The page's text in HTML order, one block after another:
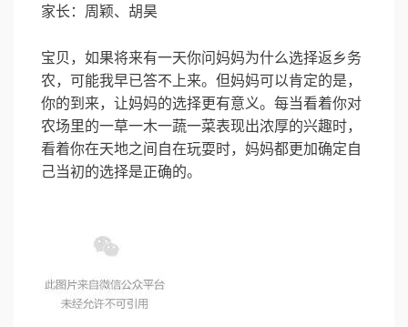
家长：周颖、胡昊
宝贝，如果将来有一天你问妈妈为什么选择返乡务
农，可能我早已答不上来。但妈妈可以肯定的是，
你的到来，让妈妈的选择更有意义。每当看着你对
农场里的一草一木一蔬一菜表现出浓厚的兴趣时，
看着你在天地之间自在玩耍时，妈妈都更加确定自
己当初的选择是正确的。